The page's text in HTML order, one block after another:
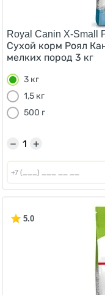
Royal Canin X-Small
Сухой корм Роял
мелких пород 3 кг
3 кг
1,5 кг
500 г
+
−
5.0